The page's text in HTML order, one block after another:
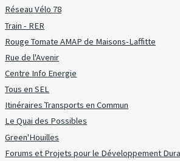
Réseau Vélo 78
Train - RER
Rouge Tomate AMAP de Maisons-Laffitte
Rue de l'Avenir
Centre Info Energie
Tous en SEL
Itinéraires Transports en Commun
Le Quai des Possibles
Green'Houilles
Forums et Projets pour le Développement